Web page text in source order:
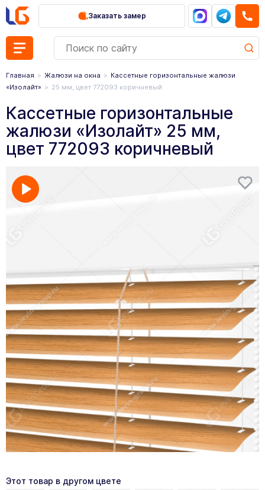
Заказать замер
Главная Жалюзи на окна
Кассетные горизонтальные жалюзи
«Изолайт»
25 мм, цвет 772093 коричневый
Кассетные горизонтальные
жалюзи «Изолайт» 25 мм,
цвет 772093 коричневый
Этот товар в другом цвете